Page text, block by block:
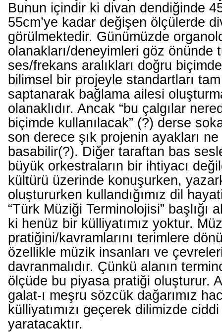
Bunun içindir ki divan dendiğinde
55cm’ye kadar değişen ölçülerde
görülmektedir. Günümüzde
olanakları/deneyimleri göz önünde
ses/frekans aralıkları doğru
bilimsel bir projeyle standartları
saptanarak bağlama ailesi
olanaklıdır. Ancak “bu çalgılar
biçimde kullanılacak” (?) derse
son derece şık projenin ayakları
basabilir(?). Diğer taraftan bas
büyük orkestraların bir ihtiyacı
kültürü üzerinde konuşurken,
oluştururken kullandığımız dil
“Türk Müziği Terminolojisi” başlığı
ki henüz bir külliyatımız yoktur.
pratiğini/kavramlarını terimlere
özellikle müzik insanları ve
davranmalıdır. Çünkü alanın
ölçüde bu piyasa pratiği oluşturur.
galat-ı meşru sözcük dağarımız
külliyatımızı geçerek dilimizde
yaratacaktır.